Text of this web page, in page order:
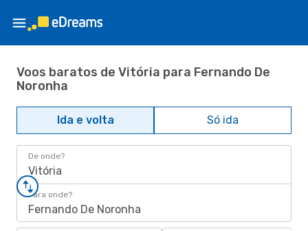
Voos baratos de Vitória para Fernando De
Noronha
Ida e volta Só ida
De onde?
Vitória
Para onde?
Fernando De Noronha